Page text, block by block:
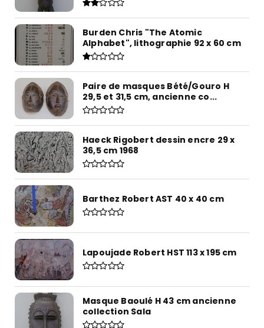
Burden Chris "The Atomic
Alphabet", lithographie 92 x 60 cm
Paire de masques Bété/Gouro H
29,5 et 31,5 cm, ancienne co...
Haeck Rigobert dessin encre 29 x
36,5 cm 1968
Barthez Robert AST 40 x 40 cm
Lapoujade Robert HST 113 x 195 cm
Masque Baoulé H 43 cm ancienne
collection Sala